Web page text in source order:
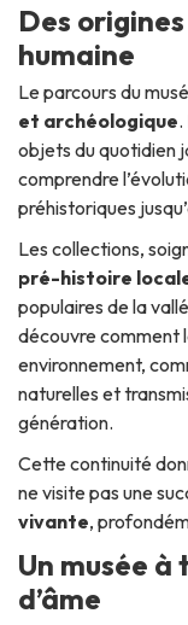
Des
humaine
Le parcours du
et archéologique
objets du quotidien
comprendre
préhistoriques
Les collections,
pré-histoire
populaires de la
découvre comment
environnement,
naturelles et
génération.
Cette continuité
ne visite pas une
vivante,
Un musée
d’âme